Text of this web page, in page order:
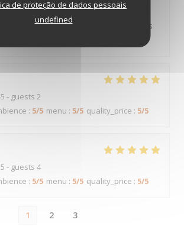
de proteção de dados pessoais
undefined
pas de goût du tout et la sauce trop
faite sans aucun travail. Je me doutais
le même chef de l’année dernière.
- guests 2
: 5/5 menu : 5/5 quality_price : 5/5
- guests 4
: 5/5 menu : 5/5 quality_price : 5/5
1 2 3